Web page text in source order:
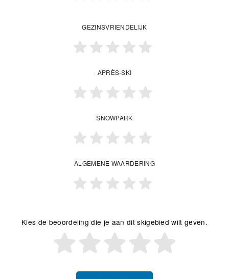
GEZINSVRIENDELIJK
APRÈS-SKI
SNOWPARK
ALGEMENE WAARDERING
Kies de beoordeling die je aan dit skigebied wilt geven.